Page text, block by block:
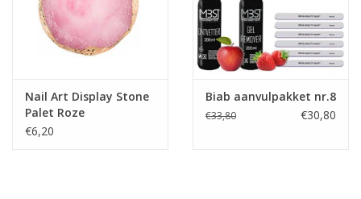
Nail Art Display Stone
Palet Roze
€6,20
Biab aanvulpakket nr.8
€33,80 €30,80